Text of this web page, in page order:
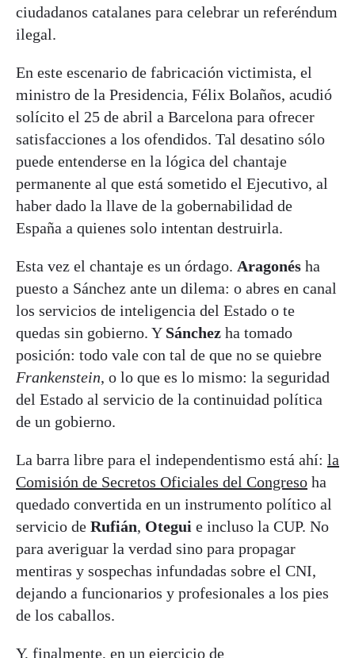
ciudadanos catalanes para celebrar un referéndum
ilegal.
En este escenario de fabricación victimista, el
ministro de la Presidencia, Félix Bolaños, acudió
solícito el 25 de abril a Barcelona para ofrecer
satisfacciones a los ofendidos. Tal desatino sólo
puede entenderse en la lógica del chantaje
permanente al que está sometido el Ejecutivo, al
haber dado la llave de la gobernabilidad de
España a quienes solo intentan destruirla.
Esta vez el chantaje es un órdago. Aragonés ha
puesto a Sánchez ante un dilema: o abres en canal
los servicios de inteligencia del Estado o te
quedas sin gobierno. Y Sánchez ha tomado
posición: todo vale con tal de que no se quiebre
Frankenstein, o lo que es lo mismo: la seguridad
del Estado al servicio de la continuidad política
de un gobierno.
La barra libre para el independentismo está ahí: la
Comisión de Secretos Oficiales del Congreso ha
quedado convertida en un instrumento político al
servicio de Rufián, Otegui e incluso la CUP. No
para averiguar la verdad sino para propagar
mentiras y sospechas infundadas sobre el CNI,
dejando a funcionarios y profesionales a los pies
de los caballos.
Y, finalmente, en un ejercicio de